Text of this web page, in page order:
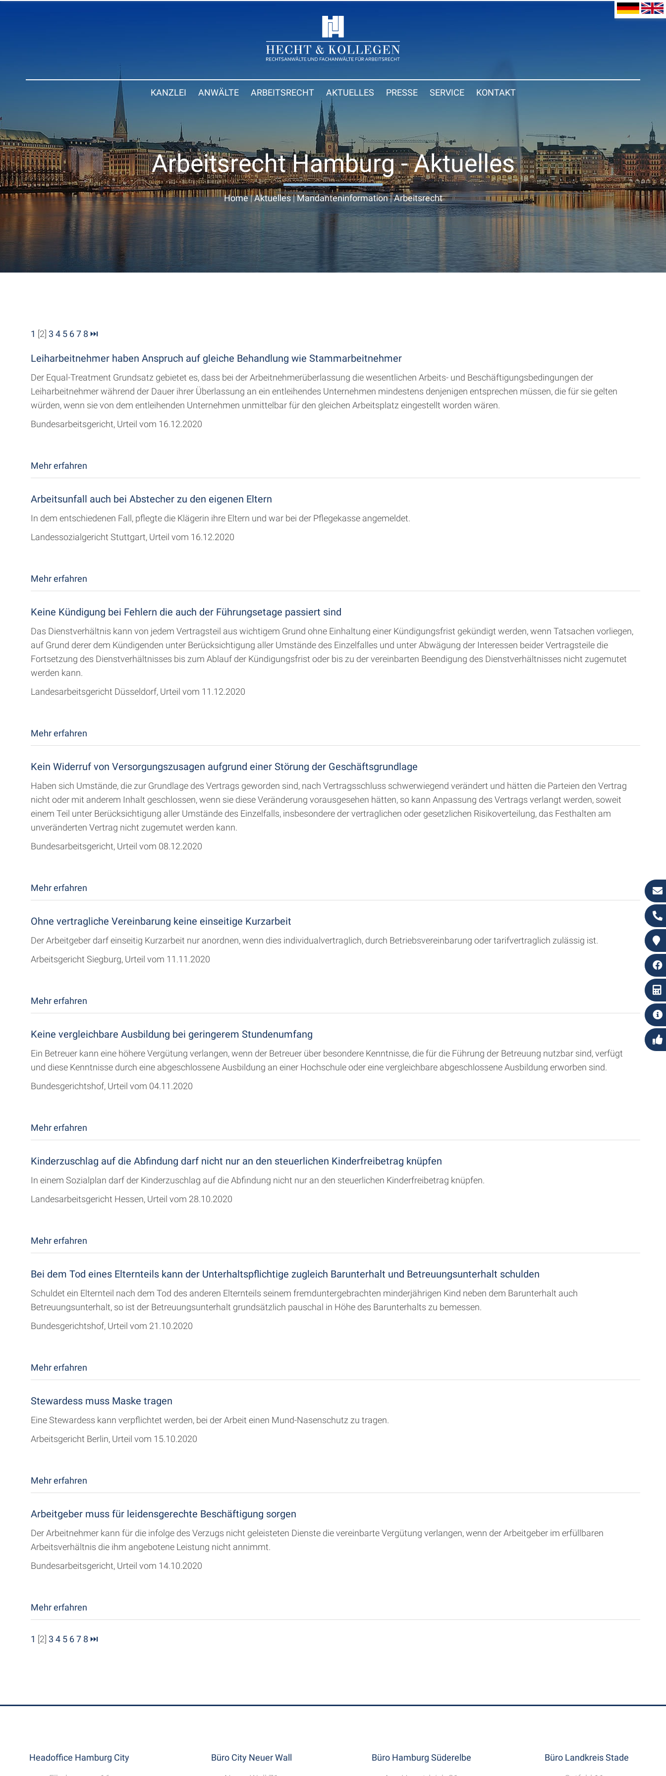
KANZLEI ANWÄLTE ARBEITSRECHT AKTUELLES PRESSE SERVICE KONTAKT
Arbeitsrecht Hamburg - Aktuelles
Home|Aktuelles|Mandanteninformation|Arbeitsrecht
1 [2] 3 4 5 67 8 ⏭
Leiharbeitnehmer haben Anspruch auf gleiche Behandlung wie Stammarbeitnehmer
Der Equal-Treatment Grundsatz gebietet es, dass bei der Arbeitnehmerüberlassung die wesentlichen Arbeits- und Beschäftigungsbedingungen der
Leiharbeitnehmer während der Dauer ihrer Überlassung an ein entleihendes Unternehmen mindestens denjenigen entsprechen müssen, die für sie gelten
würden, wenn sie von dem entleihenden Unternehmen unmittelbar für den gleichen Arbeitsplatz eingestellt worden wären.
Bundesarbeitsgericht, Urteil vom 16.12.2020
Mehr erfahren
Arbeitsunfall auch bei Abstecher zu den eigenen Eltern
In dem entschiedenen Fall, pflegte die Klägerin ihre Eltern und war bei der Pflegekasse angemeldet.
Landessozialgericht Stuttgart, Urteil vom 16.12.2020
Mehr erfahren
Keine Kündigung bei Fehlern die auch der Führungsetage passiert sind
Das Dienstverhältnis kann von jedem Vertragsteil aus wichtigem Grund ohne Einhaltung einer Kündigungsfrist gekündigt werden, wenn Tatsachen vorliegen,
auf Grund derer dem Kündigenden unter Berücksichtigung aller Umstände des Einzelfalles und unter Abwägung der Interessen beider Vertragsteile die
Fortsetzung des Dienstverhältnisses bis zum Ablauf der Kündigungsfrist oder bis zu der vereinbarten Beendigung des Dienstverhältnisses nicht zugemutet
werden kann.
Landesarbeitsgericht Düsseldorf, Urteil vom 11.12.2020
Mehr erfahren
Kein Widerruf von Versorgungszusagen aufgrund einer Störung der Geschäftsgrundlage
Haben sich Umstände, die zur Grundlage des Vertrags geworden sind, nach Vertragsschluss schwerwiegend verändert und hätten die Parteien den Vertrag
nicht oder mit anderem Inhalt geschlossen, wenn sie diese Veränderung vorausgesehen hätten, so kann Anpassung des Vertrags verlangt werden, soweit
einem Teil unter Berücksichtigung aller Umstände des Einzelfalls, insbesondere der vertraglichen oder gesetzlichen Risikoverteilung, das Festhalten am
unveränderten Vertrag nicht zugemutet werden kann.
Bundesarbeitsgericht, Urteil vom 08.12.2020
Mehr erfahren
Ohne vertragliche Vereinbarung keine einseitige Kurzarbeit
Der Arbeitgeber darf einseitig Kurzarbeit nur anordnen, wenn dies individualvertraglich, durch Betriebsvereinbarung oder tarifvertraglich zulässig ist.
Arbeitsgericht Siegburg, Urteil vom 11.11.2020
Mehr erfahren
Keine vergleichbare Ausbildung bei geringerem Stundenumfang
Ein Betreuer kann eine höhere Vergütung verlangen, wenn der Betreuer über besondere Kenntnisse, die für die Führung der Betreuung nutzbar sind, verfügt
und diese Kenntnisse durch eine abgeschlossene Ausbildung an einer Hochschule oder eine vergleichbare abgeschlossene Ausbildung erworben sind.
Bundesgerichtshof, Urteil vom 04.11.2020
Mehr erfahren
Kinderzuschlag auf die Abfindung darf nicht nur an den steuerlichen Kinderfreibetrag knüpfen
In einem Sozialplan darf der Kinderzuschlag auf die Abfindung nicht nur an den steuerlichen Kinderfreibetrag knüpfen.
Landesarbeitsgericht Hessen, Urteil vom 28.10.2020
Mehr erfahren
Bei dem Tod eines Elternteils kann der Unterhaltspflichtige zugleich Barunterhalt und Betreuungsunterhalt schulden
Schuldet ein Elternteil nach dem Tod des anderen Elternteils seinem fremduntergebrachten minderjährigen Kind neben dem Barunterhalt auch
Betreuungsunterhalt, so ist der Betreuungsunterhalt grundsätzlich pauschal in Höhe des Barunterhalts zu bemessen.
Bundesgerichtshof, Urteil vom 21.10.2020
Mehr erfahren
Stewardess muss Maske tragen
Eine Stewardess kann verpflichtet werden, bei der Arbeit einen Mund-Nasenschutz zu tragen.
Arbeitsgericht Berlin, Urteil vom 15.10.2020
Mehr erfahren
Arbeitgeber muss für leidensgerechte Beschäftigung sorgen
Der Arbeitnehmer kann für die infolge des Verzugs nicht geleisteten Dienste die vereinbarte Vergütung verlangen, wenn der Arbeitgeber im erfüllbaren
Arbeitsverhältnis die ihm angebotene Leistung nicht annimmt.
Bundesarbeitsgericht, Urteil vom 14.10.2020
Mehr erfahren
1 [2] 3 4 5 67 8 ⏭
Headoffice Hamburg City Büro City Neuer Wall Büro Hamburg Süderelbe Büro Landkreis Stade